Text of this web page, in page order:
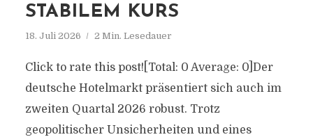
STABILEM KURS
18. Juli 2026 2 Min. Lesedauer
Click to rate this post![Total: 0 Average: 0]Der
deutsche Hotelmarkt präsentiert sich auch im
zweiten Quartal 2026 robust. Trotz
geopolitischer Unsicherheiten und eines